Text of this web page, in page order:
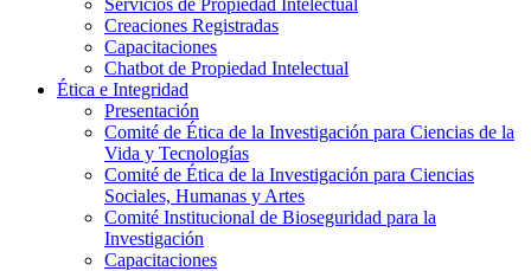
Creaciones Registradas
Capacitaciones
Chatbot de Propiedad Intelectual
Ética e Integridad
Presentación
Comité de Ética de la Investigación para Ciencias de la
Vida y Tecnologías
Comité de Ética de la Investigación para Ciencias
Sociales, Humanas y Artes
Comité Institucional de Bioseguridad para la
Investigación
Capacitaciones